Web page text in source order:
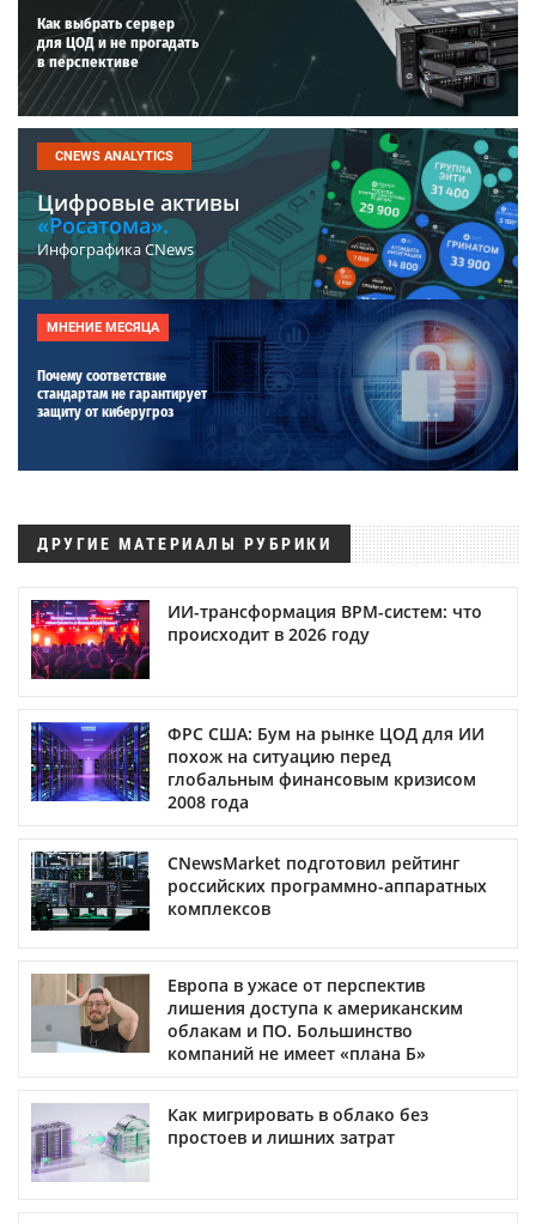
Как выбрать сервер
для ЦОД и не прогадать
в перспективе
CNEWS ANALYTICS
Цифровые активы
«Росатома».
Инфографика CNews
МНЕНИЕ МЕСЯЦА
Почему соответствие
стандартам не гарантирует
защиту от киберугроз
ДРУГИЕ МАТЕРИАЛЫ РУБРИКИ
ИИ-трансформация BPM-систем: что
происходит в 2026 году
ФРС США: Бум на рынке ЦОД для ИИ
похож на ситуацию перед
глобальным финансовым кризисом
2008 года
CNewsMarket подготовил рейтинг
российских программно-аппаратных
комплексов
Европа в ужасе от перспектив
лишения доступа к американским
облакам и ПО. Большинство
компаний не имеет «плана Б»
Как мигрировать в облако без
простоев и лишних затрат